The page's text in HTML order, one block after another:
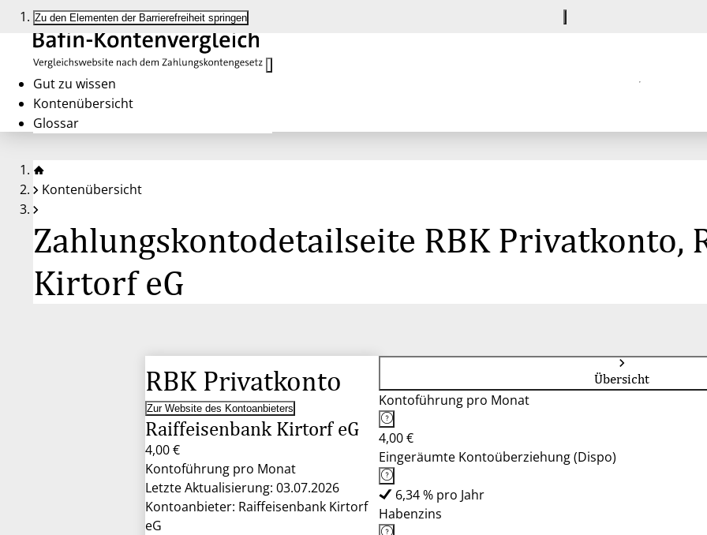
Zu den Elementen der Barrierefreiheit springen
Gut zu wissen
Kontenübersicht
Glossar
Kontenübersicht
Zahlungskontodetailseite RBK Privatkonto,
Kirtorf eG
RBK Privatkonto
Zur Website des Kontoanbieters
Raiffeisenbank Kirtorf eG
4,00 €
Kontoführung pro Monat
Letzte Aktualisierung: 03.07.2026
Kontoanbieter: Raiffeisenbank Kirtorf
eG
Übersicht
Kontoführung pro Monat
4,00 €
Eingeräumte Kontoüberziehung (Dispo)
6,34 % pro Jahr
Habenzins